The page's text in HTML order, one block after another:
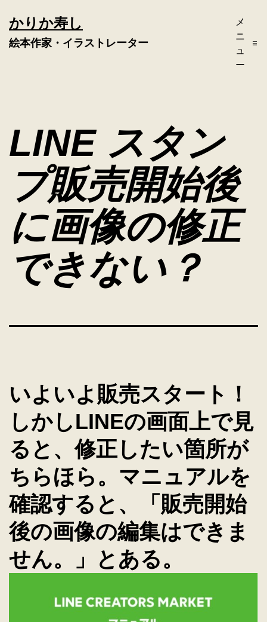
ン
テ
キ
かりか寿し
絵本作家・イラストレーター
メ
ニ
ュ
ー
LINE スタン
プ販売開始後
に画像の修正
できない？
いよいよ販売スタート！
しかしLINEの画面上で見
ると、修正したい箇所が
ちらほら。マニュアルを
確認すると、「販売開始
後の画像の編集はできま
せん。」とある。